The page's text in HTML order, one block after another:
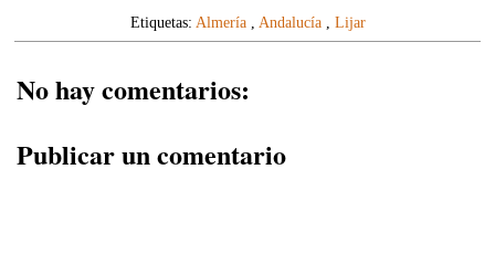
Etiquetas: Almería, Andalucía, Lijar
No hay comentarios:
Publicar un comentario